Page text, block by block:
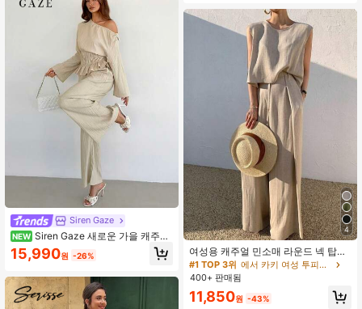
Siren Gaze
NEW Siren Gaze 새로운 가을 캐주얼
휴가 출퇴근 루즈핏 살구색 오프숄더
러플 헴 긴팔 셔츠 + 와이드 레그 팬츠
제, 여행, 비치 파티, 공항, 브런치, 보
헤미안 스타일, 노마드 캐주얼 출퇴근,
졸업 의상, 컨트리 음악 콘서트에 적합
15,990원 -26%
4
여성용 캐주얼 민소매 라운드 넥 탑과
와이드 레그 팬츠 세트. 포켓이 있는
완벽한 여름용 비신축성 의상.
#1 TOP 3위
에서 카키 여성 투피스 의상
400+ 판매됨
11,850원 -43%